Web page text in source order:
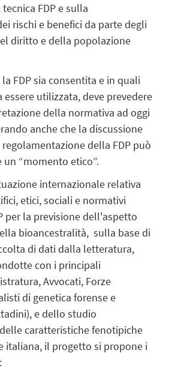
FDP e sulla
rischi e benefici da parte degli
diritto e della popolazione
FDP sia consentita e in quali
essere utilizzata, deve prevedere
della normativa ad oggi
anche che la discussione
della FDP può
un “momento etico”.
internazionale relativa
etici, sociali e normativi
per la previsione dell'aspetto
bioancestralità, sulla base di
di dati dalla letteratura,
con i principali
Avvocati, Forze
di genetica forense e
e dello studio
caratteristiche fenotipiche
italiana, il progetto si propone i